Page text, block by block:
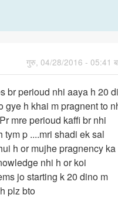
गुरु, 04/28/2016 - 05:41
br perioud nhi aaya h 20
gye h khai m pragnent to
mre perioud kaffi br nhi
tym p ....mri shadi ek sal
h or mujhe pragnency ka
nhi h or koi
jo starting k 20 dino m
plz bto